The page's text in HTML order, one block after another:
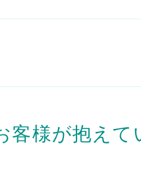
客様が抱えて